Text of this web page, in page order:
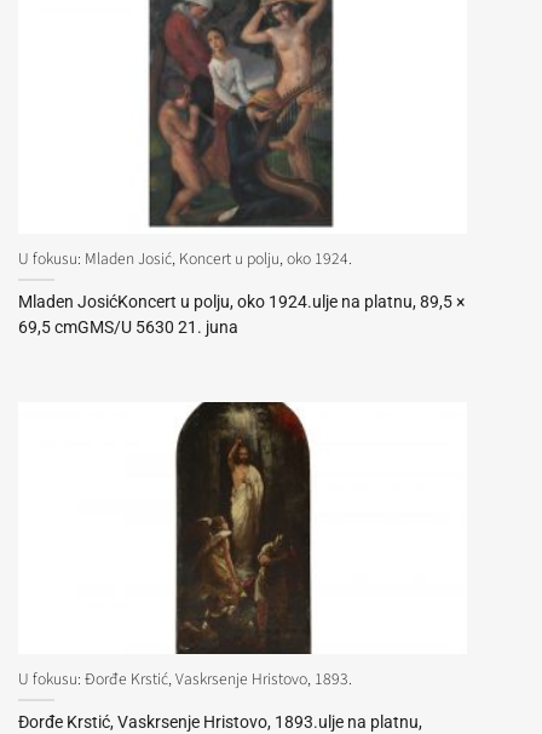
U fokusu: Mladen Josić, Koncert u polju, oko 1924.
Mladen JosićKoncert u polju, oko 1924.ulje na platnu, 89,5 ×
69,5 cmGMS/U 5630 21. juna
U fokusu: Đorđe Krstić, Vaskrsenje Hristovo, 1893.
Đorđe Krstić, Vaskrsenje Hristovo, 1893.ulje na platnu,